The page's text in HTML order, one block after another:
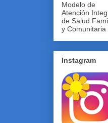
Modelo de
Atención
de Salud
y Comunitaria
Instagram